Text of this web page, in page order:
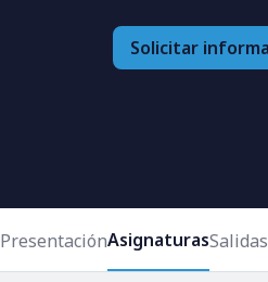
Solicitar
PresentaciónAsignaturas